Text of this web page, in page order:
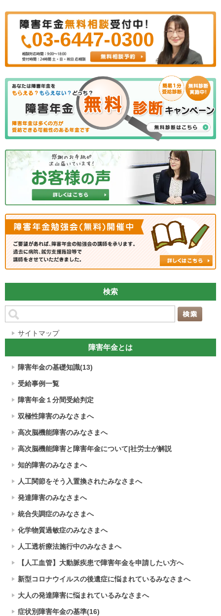
03-6447-0300
検索
サイトマップ
障害年金とは
障害年金の基礎知識(13)
受給事例一覧
障害年金１分間受給判定
双極性障害のみなさまへ
高次脳機能障害のみなさまへ
高次脳機能障害と障害年金について|社労士が解説
知的障害のみなさまへ
人工関節をそう入置換されたみなさまへ
発達障害のみなさまへ
統合失調症のみなさまへ
化学物質過敏症のみなさまへ
人工透析療法施行中のみなさまへ
【人工血管】大動脈疾患で障害年金を申請したい方へ
新型コロナウイルスの後遺症に悩まれているみなさまへ
大人の発達障害に悩まれているみなさまへ
症状別障害年金の基準(16)